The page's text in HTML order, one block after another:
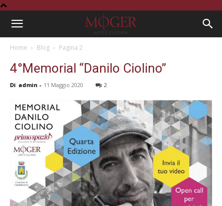
Home Blog Pagina 2
4°Memorial “Danilo Ciolino”
Di admin - 11 Maggio 2020 2